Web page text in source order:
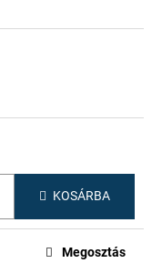
KOSÁRBA
Megosztás